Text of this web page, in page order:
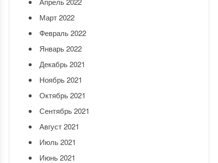
Март 2022
Февраль 2022
Январь 2022
Декабрь 2021
Ноябрь 2021
Октябрь 2021
Сентябрь 2021
Август 2021
Июль 2021
Июнь 2021